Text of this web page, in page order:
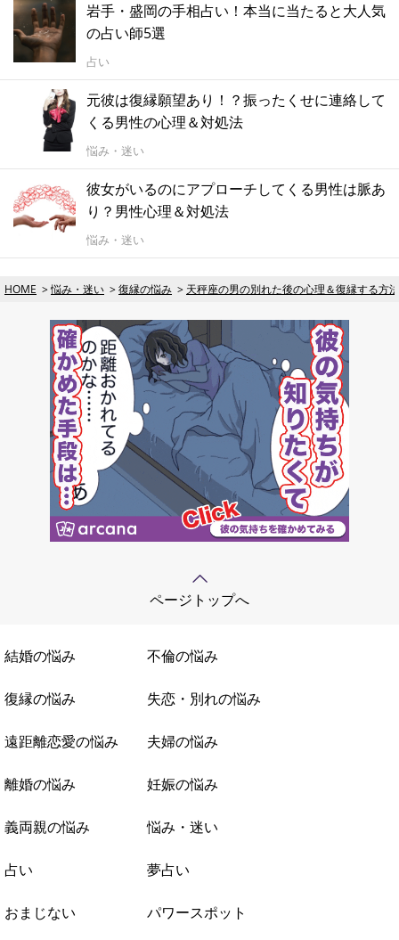
岩手・盛岡の手相占い！本当に当たると大人気
の占い師5選
占い
元彼は復縁願望あり！？振ったくせに連絡して
くる男性の心理＆対処法
悩み・迷い
彼女がいるのにアプローチしてくる男性は脈あ
り？男性心理＆対処法
悩み・迷い
HOME 悩み・迷い 復縁の悩み 天秤座の男の別れた後の心理＆復縁する方法
ページトップへ
結婚の悩み 不倫の悩み
復縁の悩み 失恋・別れの悩み
遠距離恋愛の悩み 夫婦の悩み
離婚の悩み 妊娠の悩み
義両親の悩み 悩み・迷い
占い 夢占い
おまじない パワースポット